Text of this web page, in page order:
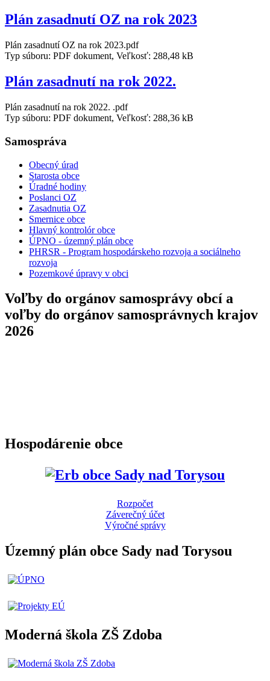
Plán zasadnutí OZ na rok 2023
Plán zasadnutí OZ na rok 2023.pdf
Typ súboru: PDF dokument, Veľkosť: 288,48 kB
Plán zasadnutí na rok 2022.
Plán zasadnutí na rok 2022. .pdf
Typ súboru: PDF dokument, Veľkosť: 288,36 kB
Samospráva
Obecný úrad
Starosta obce
Úradné hodiny
Poslanci OZ
Zasadnutia OZ
Smernice obce
Hlavný kontrolór obce
ÚPNO - územný plán obce
PHRSR - Program hospodárskeho rozvoja a sociálneho
rozvoja
Pozemkové úpravy v obci
Voľby do orgánov samosprávy obcí a
voľby do orgánov samosprávnych krajov
2026
Hospodárenie obce
Rozpočet
Záverečný účet
Výročné správy
Územný plán obce Sady nad Torysou
Moderná škola ZŠ Zdoba